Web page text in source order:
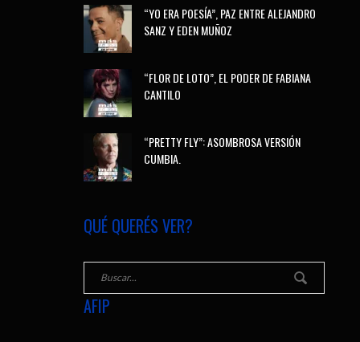
“YO ERA POESÍA”, PAZ ENTRE ALEJANDRO
SANZ Y EDEN MUÑOZ
“FLOR DE LOTO”, EL PODER DE FABIANA
CANTILO
“PRETTY FLY”: ASOMBROSA VERSIÓN
CUMBIA.
QUÉ QUERÉS VER?
AFIP